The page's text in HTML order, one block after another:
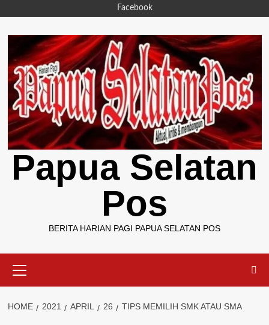
content
Facebook
Papua Selatan
Pos
BERITA HARIAN PAGI PAPUA SELATAN POS
Menu
HOME 2021 APRIL 26 TIPS MEMILIH SMK ATAU SMA